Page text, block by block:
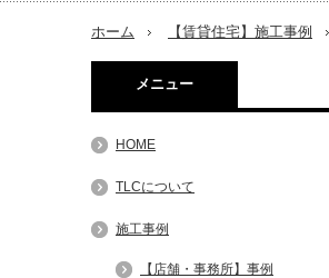
ホーム 【賃貸住宅】施工事例
メニュー
HOME
TLCについて
施工事例
【店舗・事務所】事例